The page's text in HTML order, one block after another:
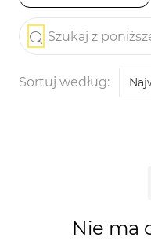
the results are
Szukaj z poniższej listy
Sortuj według:
Nie ma